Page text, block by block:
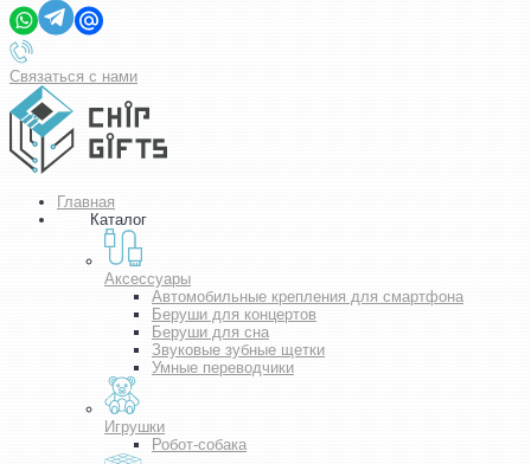
Связаться с нами
Главная
Каталог
Аксессуары
Автомобильные крепления для смартфона
Беруши для концертов
Беруши для сна
Звуковые зубные щетки
Умные переводчики
Игрушки
Робот-собака